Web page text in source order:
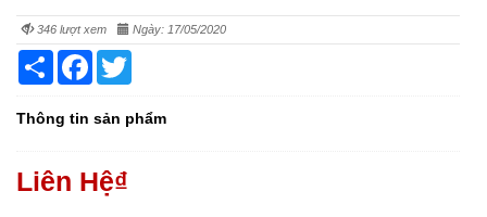
346 lượt xem Ngày: 17/05/2020
Share Facebook
Thông tin sản phẩm
Liên Hệ₫